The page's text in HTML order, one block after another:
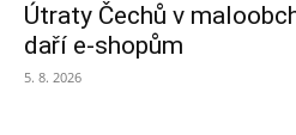
Útraty Čechů v
daří e-shopům
5. 8. 2026